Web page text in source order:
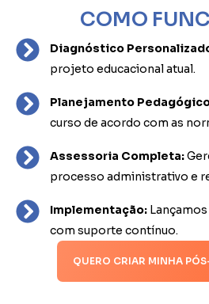
COMO
Diagnóstico
projeto educacional atual.
Planejamento
curso de acordo com as
Assessoria Completa:
processo administrativo e
Implementação:Lançamos
com suporte contínuo.
QUERO CRIAR MINHA